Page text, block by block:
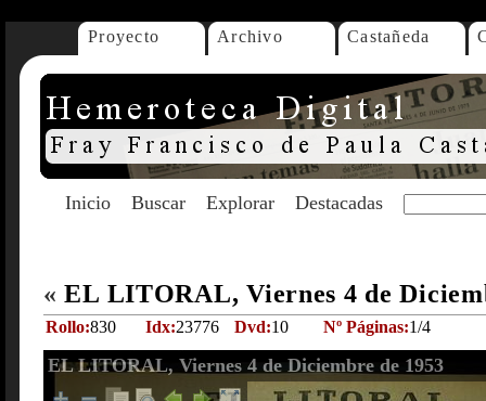
Proyecto Archivo Castañeda
Inicio Buscar Explorar Destacadas
« EL LITORAL, Viernes 4 de
Rollo:830 Idx:23776 Dvd:10 Nº Páginas:1/4
EL LITORAL, Viernes 4 de Diciembre de 1953